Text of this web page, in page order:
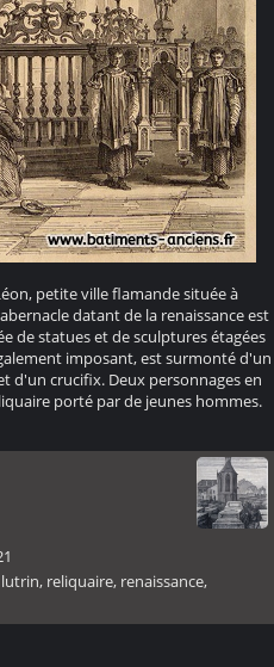
petite ville flamande située à
datant de la renaissance est
de statues et de sculptures étagées
imposant, est surmonté d'un
d'un crucifix. Deux personnages en
porté par de jeunes hommes.
lutrin, reliquaire, renaissance,